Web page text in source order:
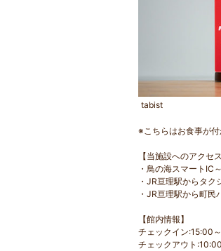
tabist
※こちらはお食事が付
【当施設へのアクセス
・鳥の海スマートIC
・JR亘理駅からタク
・JR亘理駅から町
【館内情報】
チェックイン:15:00
チェックアウト:10:00